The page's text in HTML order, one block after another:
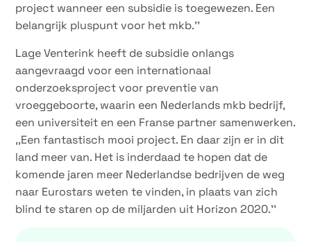
project wanneer een subsidie is toegewezen. Een
belangrijk pluspunt voor het mkb.’’
Lage Venterink heeft de subsidie onlangs
aangevraagd voor een internationaal
onderzoeksproject voor preventie van
vroeggeboorte, waarin een Nederlands mkb bedrijf,
een universiteit en een Franse partner samenwerken.
,,Een fantastisch mooi project. En daar zijn er in dit
land meer van. Het is inderdaad te hopen dat de
komende jaren meer Nederlandse bedrijven de weg
naar Eurostars weten te vinden, in plaats van zich
blind te staren op de miljarden uit Horizon 2020.’’